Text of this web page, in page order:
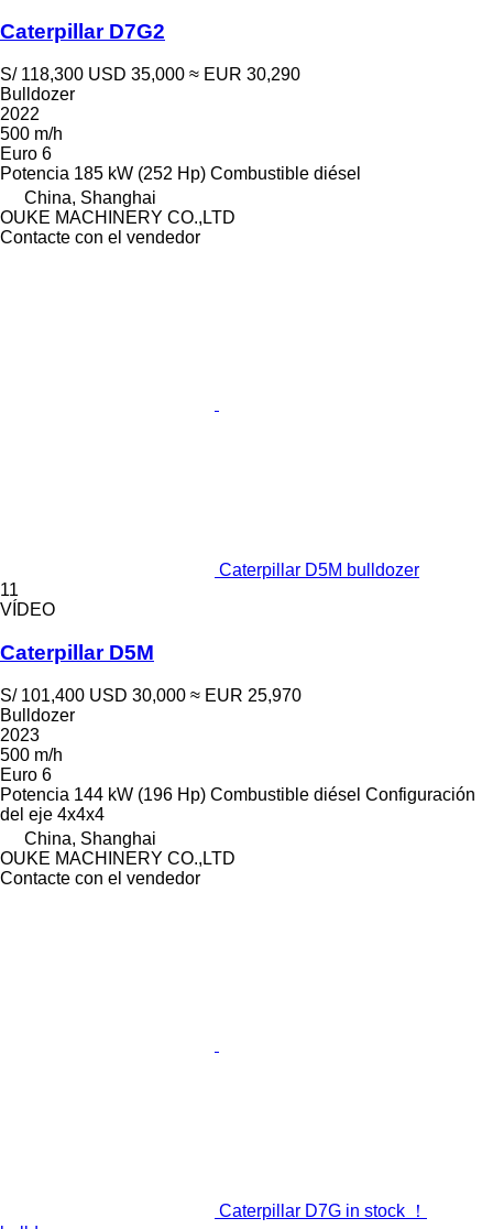
Caterpillar D7G2
S/ 118,300 USD 35,000 ≈ EUR 30,290
Bulldozer
2022
500 m/h
Euro 6
Potencia 185 kW (252 Hp) Combustible diésel
China, Shanghai
OUKE MACHINERY CO.,LTD
Contacte con el vendedor
Caterpillar D5M bulldozer
11
VÍDEO
Caterpillar D5M
S/ 101,400 USD 30,000 ≈ EUR 25,970
Bulldozer
2023
500 m/h
Euro 6
Potencia 144 kW (196 Hp) Combustible diésel Configuración
del eje 4x4x4
China, Shanghai
OUKE MACHINERY CO.,LTD
Contacte con el vendedor
Caterpillar D7G in stock ！